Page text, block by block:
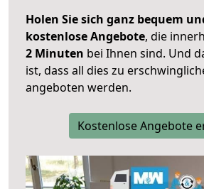
Holen Sie sich ganz bequem
kostenlose Angebote, die
2 Minuten bei Ihnen sind. Und
ist, dass all dies zu
angeboten werden.
Kostenlose Angebote